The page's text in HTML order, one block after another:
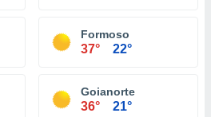
Formoso
37° 22°
Goianorte
36° 21°